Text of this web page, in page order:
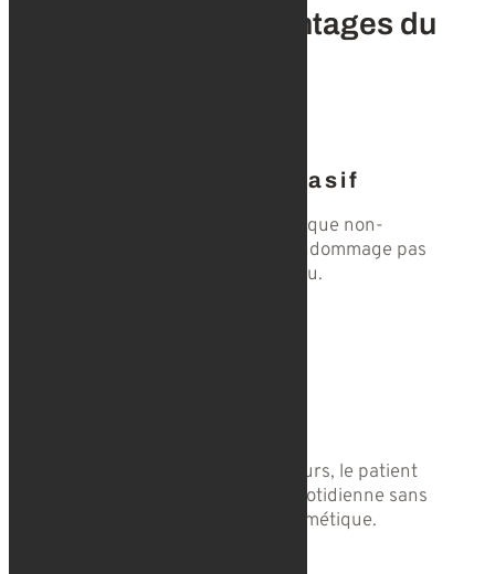
Quelles sont les avantages du
Traitement non invasif
Il fournit une stimulation chimique non-
ablative. Cela signifie qu’il n’endommage pas
la couche supérieure de la peau.
Aucune ecchymoses ou rougeurs, le patient
peut donc reprendre sa vie quotidienne sans
aucun signe de traitement cosmétique.